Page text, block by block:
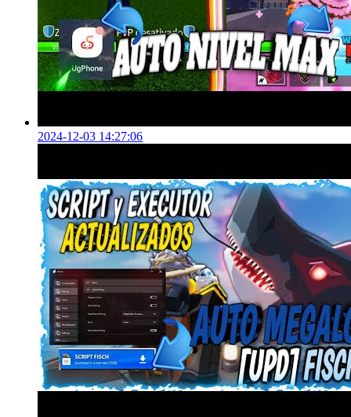
2024-12-03 14:27:06